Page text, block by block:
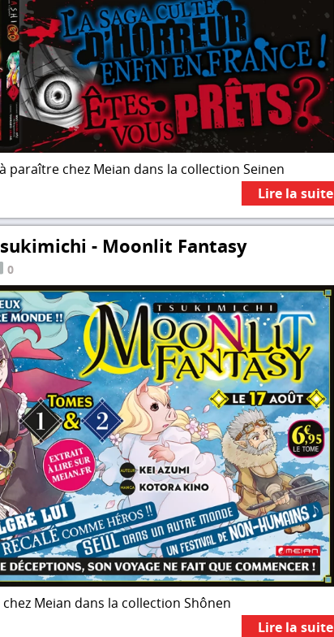
paraître chez Meian dans la collection Seinen
Lire la suite
- Moonlit Fantasy
0
Meian dans la collection Shônen
Lire la suite